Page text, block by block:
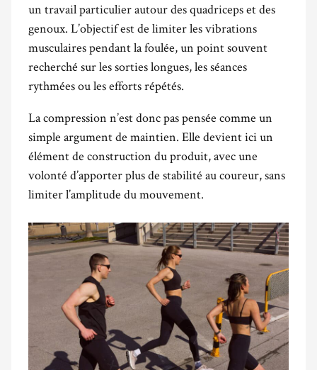
un travail particulier autour des quadriceps et des
genoux. L’objectif est de limiter les vibrations
musculaires pendant la foulée, un point souvent
recherché sur les sorties longues, les séances
rythmées ou les efforts répétés.
La compression n’est donc pas pensée comme un
simple argument de maintien. Elle devient ici un
élément de construction du produit, avec une
volonté d’apporter plus de stabilité au coureur, sans
limiter l’amplitude du mouvement.